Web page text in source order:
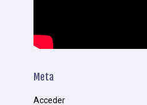
Meta
Acceder